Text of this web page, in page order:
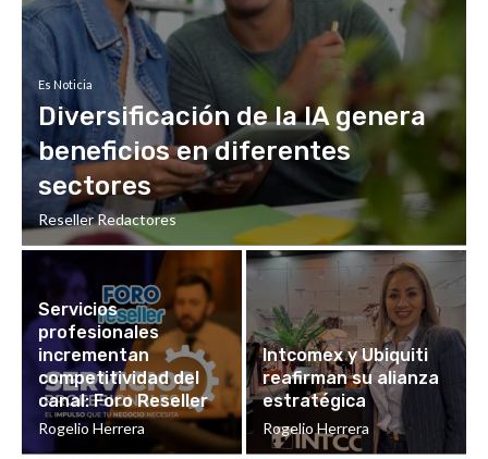
Es Noticia
Diversificación de la IA genera
beneficios en diferentes
sectores
Reseller Redactores
Servicios
profesionales
incrementan
competitividad del
canal: Foro Reseller
Rogelio Herrera
Intcomex y Ubiquiti
reafirman su alianza
estratégica
Rogelio Herrera